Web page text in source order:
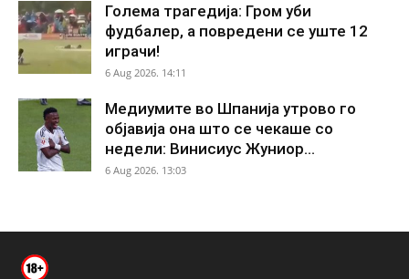
Голема трагедија: Гром уби
фудбалер, а повредени се уште 12
играчи!
6 Aug 2026. 14:11
Медиумите во Шпанија утрово го
објавија она што се чекаше со
недели: Винисиус Жуниор...
6 Aug 2026. 13:03